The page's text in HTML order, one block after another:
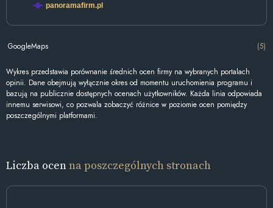
panoramafirm.pl
GoogleMaps (5)
Wykres przedstawia porównanie średnich ocen firmy na wybranych portalach
opinii. Dane obejmują wyłącznie okres od momentu uruchomienia programu i
bazują na publicznie dostępnych ocenach użytkowników. Każda linia odpowiada
innemu serwisowi, co pozwala zobaczyć różnice w poziomie ocen pomiędzy
poszczególnymi platformami.
Liczba ocenna poszczególnych stronach